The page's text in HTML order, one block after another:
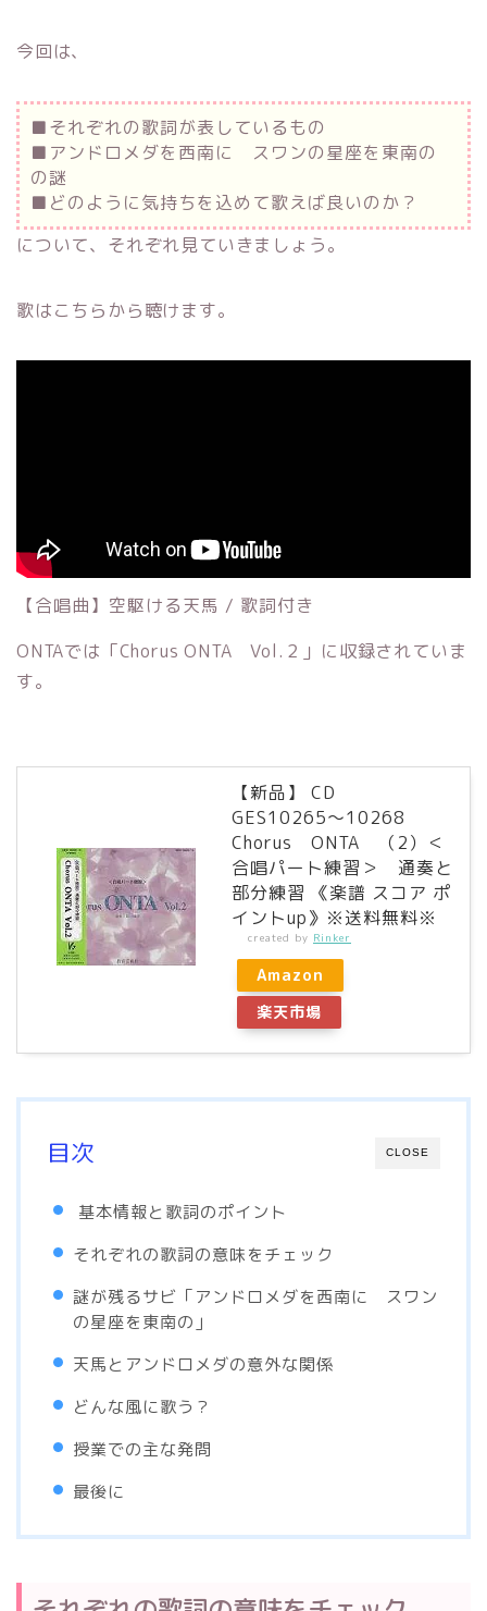
今回は、
■それぞれの歌詞が表しているもの
■アンドロメダを西南に スワンの星座を東南の
の謎
■どのように気持ちを込めて歌えば良いのか？
について、それぞれ見ていきましょう。
歌はこちらから聴けます。
【合唱曲】空駆ける天馬 / 歌詞付き
ONTAでは「Chorus ONTA Vol.２」に収録されていま
す。
【新品】 CD
GES10265〜10268
Chorus ONTA （2）＜
合唱パート練習＞ 通奏と
部分練習 《楽譜 スコア ポ
イントup》※送料無料※
created by Rinker
Amazon
楽天市場
CLOSE
目次
基本情報と歌詞のポイント
それぞれの歌詞の意味をチェック
謎が残るサビ「アンドロメダを西南に スワン
の星座を東南の」
天馬とアンドロメダの意外な関係
どんな風に歌う？
授業での主な発問
最後に